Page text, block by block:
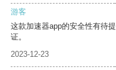
游客
这款加速器app的安全性有待
证。
2023-12-23